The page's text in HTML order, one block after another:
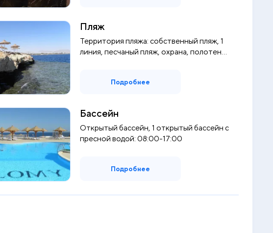
Пляж
Территория пляжа: собственный пляж, 1
линия, песчаный пляж, охрана, полотен...
Подробнее
Бассейн
Открытый бассейн, 1 открытый бассейн с
пресной водой: 08:00-17:00
Подробнее